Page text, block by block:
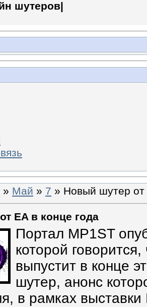
шутеров|
» Май » 7 » Новый шутер от
EA в конце года
Портал MP1ST
которой
выпустит в конце
шутер, анонс
в рамках выставки